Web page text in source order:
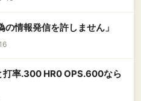
情報発信を許しません」
率.300 HR0 OPS.600なら